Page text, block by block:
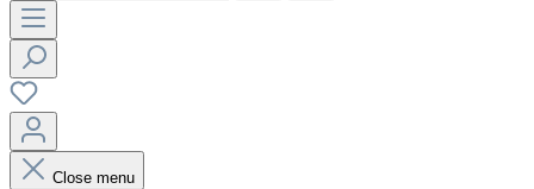
Close menu